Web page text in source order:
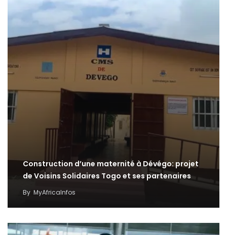
Construction d’une maternité à Dévégo: projet
de Voisins Solidaires Togo et ses partenaires
By MyAfricaInfos